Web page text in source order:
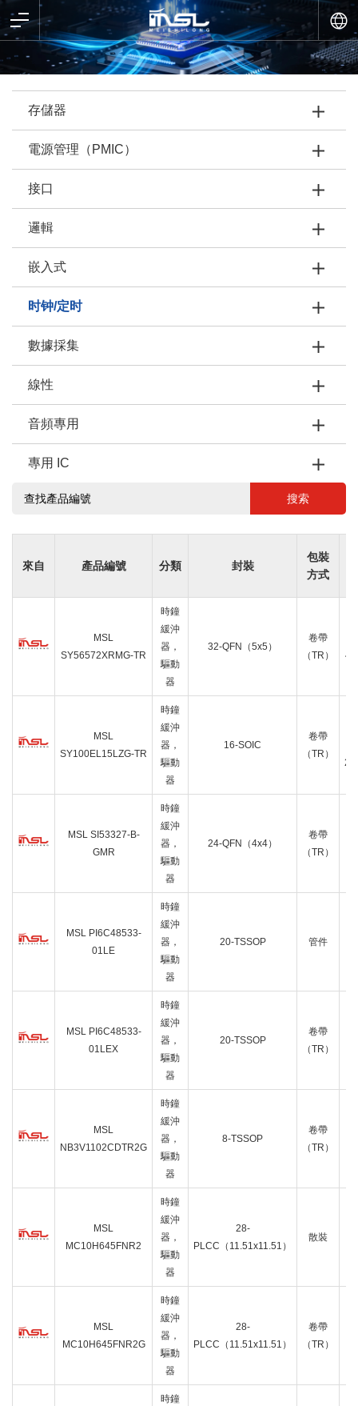
存儲器
電源管理（PMIC）
接口
邏輯
嵌入式
时钟/定时
數據採集
線性
音頻專用
專用 IC
搜索
來自 產品編號 分類 封裝
包裝
方式
MSL
SY56572XRMG-TR
時鐘
緩沖
器，
驅動
器
32-QFN（5x5）
卷帶
（TR）
MSL
SY100EL15LZG-TR
時鐘
緩沖
器，
驅動
器
16-SOIC
卷帶
（TR）
MSL SI53327-B-
GMR
時鐘
緩沖
器，
驅動
器
24-QFN（4x4）
卷帶
（TR）
MSL PI6C48533-
01LE
時鐘
緩沖
器，
驅動
器
20-TSSOP 管件
MSL PI6C48533-
01LEX
時鐘
緩沖
器，
驅動
器
20-TSSOP
卷帶
（TR）
MSL
NB3V1102CDTR2G
時鐘
緩沖
器，
驅動
器
8-TSSOP
卷帶
（TR）
MSL
MC10H645FNR2
時鐘
緩沖
器，
驅動
器
28-
PLCC（11.51x11.51）
散裝
MSL
MC10H645FNR2G
時鐘
緩沖
器，
驅動
器
28-
PLCC（11.51x11.51）
卷帶
（TR）
時鐘